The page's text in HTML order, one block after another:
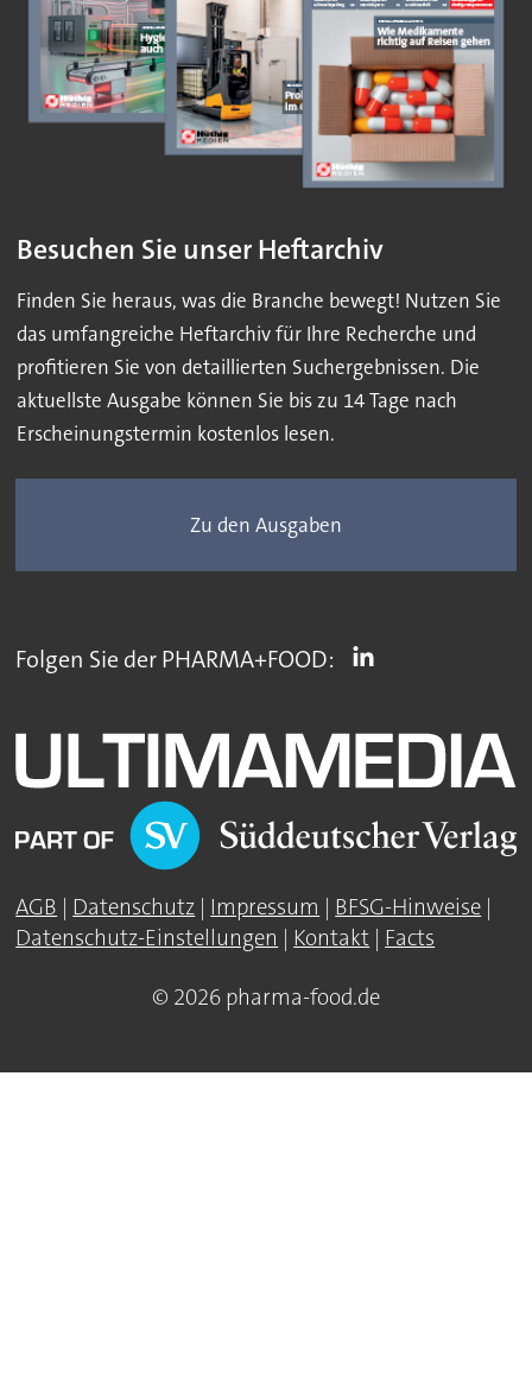
Besuchen Sie unser Heftarchiv
Finden Sie heraus, was die Branche bewegt! Nutzen Sie
das umfangreiche Heftarchiv für Ihre Recherche und
profitieren Sie von detaillierten Suchergebnissen. Die
aktuellste Ausgabe können Sie bis zu 14 Tage nach
Erscheinungstermin kostenlos lesen.
Zu den Ausgaben
Folgen Sie der PHARMA+FOOD:
AGB Datenschutz Impressum BFSG-Hinweise
Datenschutz-Einstellungen
Kontakt Facts
© 2026 pharma-food.de